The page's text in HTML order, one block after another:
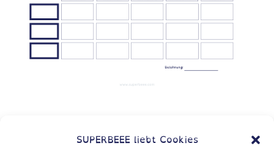
SUPERBEEE liebt Cookies
Wenn du magst, kannst du